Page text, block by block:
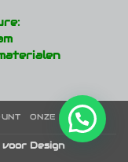
ONZE MERKEN
Design